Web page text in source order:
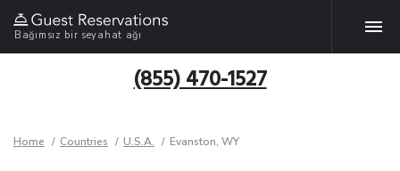
Bağımsız bir seyahat ağı
(855) 470-1527
Home Countries U.S.A. Evanston, WY